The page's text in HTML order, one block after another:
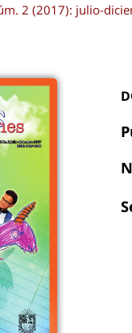
2 (2017): julio-